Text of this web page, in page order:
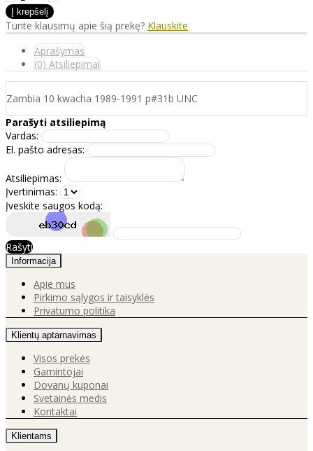
Turite klausimų apie šią prekę? Klauskite
Aprašymas
(0) Atsiliepimai
Zambia 10 kwacha 1989-1991 p#31b UNC
Parašyti atsiliepimą
Vardas:
El. pašto adresas:
Atsiliepimas:
Įvertinimas:
Įveskite saugos kodą:
Rašyti
Informacija
Apie mus
Pirkimo sąlygos ir taisyklės
Privatumo politika
Klientų aptarnavimas
Visos prekės
Gamintojai
Dovanų kuponai
Svetainės medis
Kontaktai
Klientams